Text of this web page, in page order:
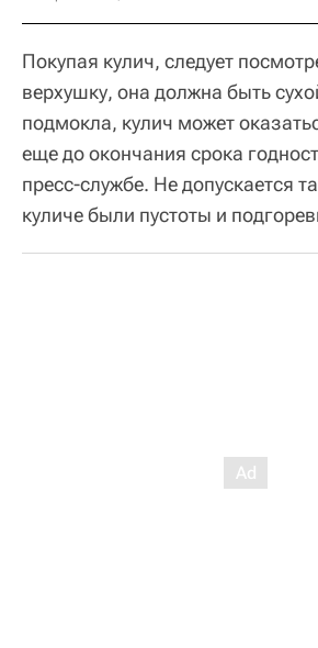
Покупая кулич, следует
верхушку, она должна быть
подмокла, кулич может
еще до окончания срока
пресс-службе. Не допускается
куличе были пустоты и